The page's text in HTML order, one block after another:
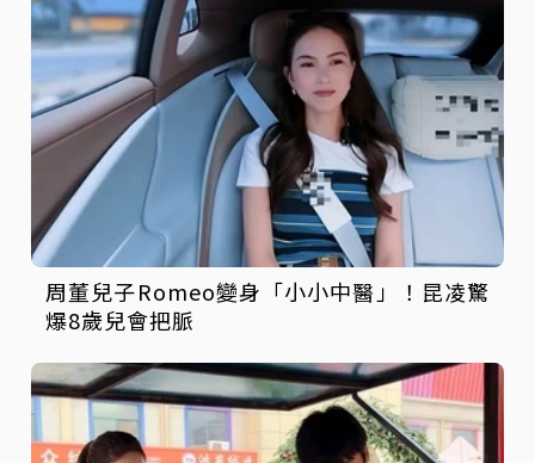
周董兒子Romeo變身「小小中醫」！昆凌驚
爆8歲兒會把脈